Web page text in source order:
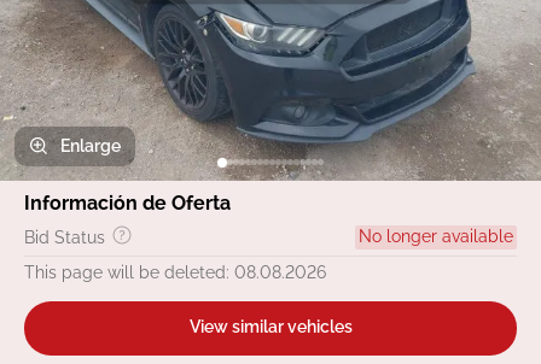
Enlarge
Información de Oferta
Bid Status
No longer available
This page will be deleted: 08.08.2026
View similar vehicles